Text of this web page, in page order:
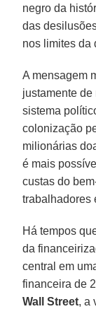
negro da
das
nos limites da
A mensagem
justamente
sistema
colonização
milionárias
é mais
custas do
trabalhadores
Há tempos
da
central em
financeira de
Wall
Street, a